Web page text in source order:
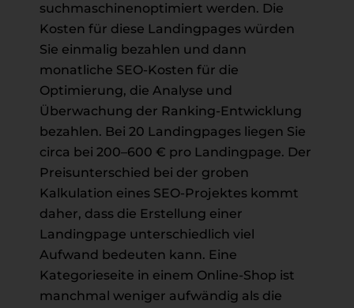
suchmaschinenoptimiert werden. Die
Kosten für diese Landingpages würden
Sie einmalig bezahlen und dann
monatliche SEO-Kosten für die
Optimierung, die Analyse und
Überwachung der Ranking-Entwicklung
bezahlen. Bei 20 Landingpages liegen Sie
circa bei 200–600 € pro Landingpage. Der
Preisunterschied bei der groben
Kalkulation eines SEO-Projektes kommt
daher, dass die Erstellung einer
Landingpage unterschiedlich viel
Aufwand bedeuten kann. Eine
Kategorieseite in einem Online-Shop ist
manchmal weniger aufwändig als die